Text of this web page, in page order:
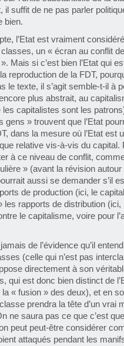
il suffit de ne pas parler
bien.
l’Etat est vraiment
un « écran au conflit
Mais si c’est bien l’Etat qui
reproduction de la FDT,
le texte, il s’agit semble-t-il à
plus abstrait, au
les capitalistes sont les
gens » trouvent que l’Etat
dans la mesure où l’Etat est
relative vis-à-vis du capital.
à ce niveau de conflit,
» (avant la révision
aussi se demander s’il
de production (ici, le
les rapports de distribution (ici,
le capitalisme, voire pour
de l’évidence qu’il
(celle qui n’est pas
directement à son
qui est donc bien distinct de
« fusion » des deux), et en
prendra la tête d’un vrai
ne saura pas ce que c’est
peut peut-être considérer
attaqués pendant les